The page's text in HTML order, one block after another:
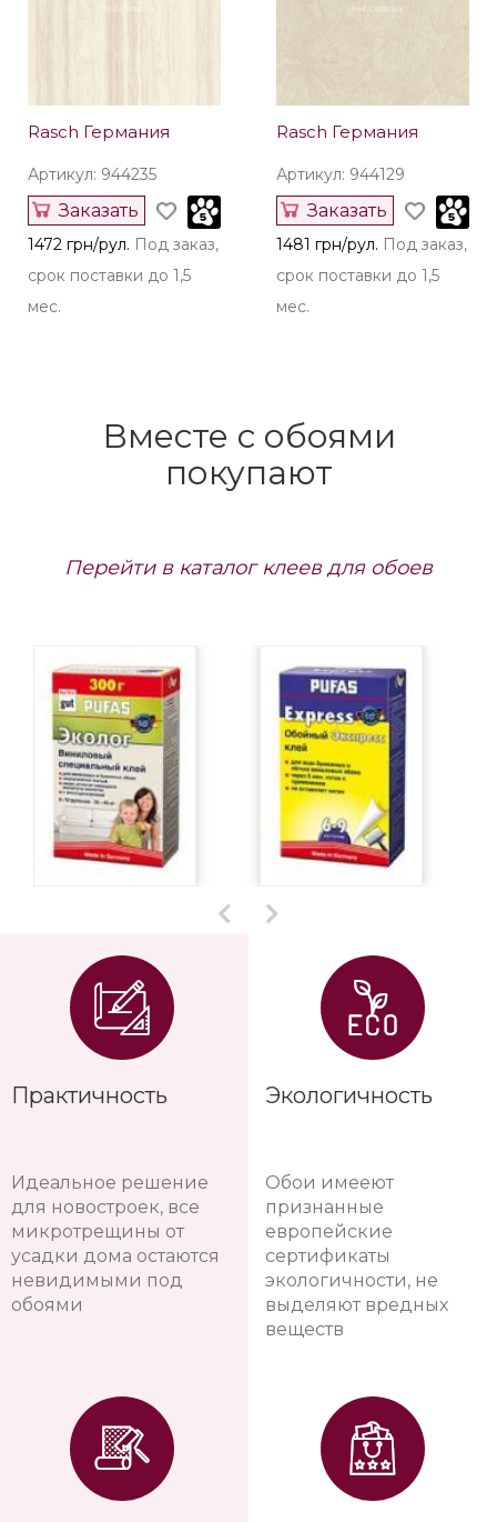
Rasch Германия
Артикул: 944235
Заказать
1472 грн/рул. Под заказ,
срок поставки до 1,5
мес.
Rasch Германия
Артикул: 944129
Заказать
1481 грн/рул. Под заказ,
срок поставки до 1,5
мес.
Вместе с обоями
покупают
Перейти в каталог клеев для обоев
Практичность
Идеальное решение
для новостроек, все
микротрещины от
усадки дома остаются
невидимыми под
обоями
Экологичность
Обои имееют
признанные
европейские
сертификаты
экологичности, не
выделяют вредных
веществ